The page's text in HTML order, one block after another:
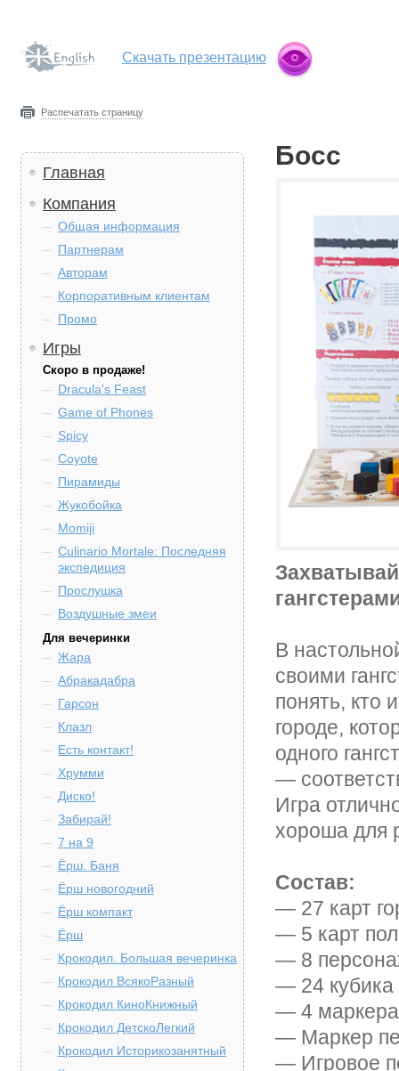
Скачать презентацию
Распечатать страницу
Главная
Компания
Общая информация
Партнерам
Авторам
Корпоративным клиентам
Промо
Игры
Скоро в продаже!
Dracula's Feast
Game of Phones
Spicy
Coyote
Пирамиды
Жукобойка
Momiji
Culinario Mortale: Последняя
экспедиция
Прослушка
Воздушные змеи
Для вечеринки
Жара
Абракадабра
Гарсон
Клазл
Есть контакт!
Хрумми
Диско!
Забирай!
7 на 9
Ёрш. Баня
Ёрш новогодний
Ёрш компакт
Ёрш
Крокодил. Большая вечеринка
Крокодил ВсякоРазный
Крокодил КиноКнижный
Крокодил ДетскоЛегкий
Крокодил Историкозанятный
Босс
В
своими
понять, кто
городе,
одного
—
Игра
хороша для
Состав:
— 27 карт
— 5 карт
— 8
— 24 кубика
— 4 маркера
— Маркер
— Игровое